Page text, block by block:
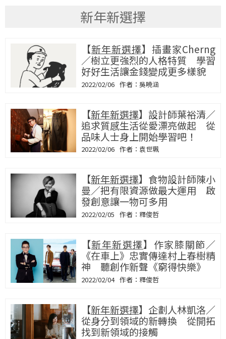
新年新選擇
【新年新選擇】插畫家Cherng
／樹立更強烈的人格特質 學習
好好生活讓金錢變成更多樣貌
2022/02/06 吳曉涵
【新年新選擇】設計師葉裕清／
追求質感生活從愛漂亮做起 從
品味人士身上開始學習吧！
2022/02/06 袁世珮
【新年新選擇】食物設計師陳小
曼／把有限資源做最大運用 啟
發創意讓一物可多用
2022/02/05 釋俊哲
【新年新選擇】作家膝關節／
《在車上》忠實傳達村上春樹精
神 聽創作新聲《窮得快樂》
2022/02/04 釋俊哲
【新年新選擇】企劃人林凱洛／
從身分到領域的新轉換 從開拓
找到新領域的接觸